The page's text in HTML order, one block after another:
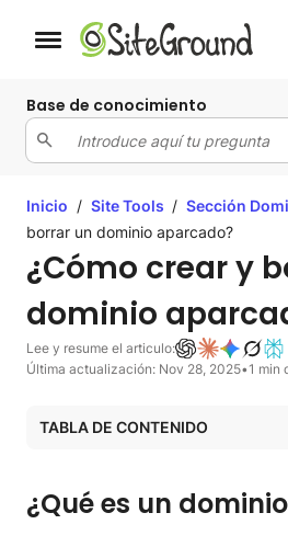
Botón de navegación móvil
Base de conocimiento
Inicio / Site Tools / Sección
borrar un dominio aparcado?
¿Cómo crear y
dominio
Lee y resume el articulo:
Última actualización: Nov 28, 2025•1 min
TABLA DE CONTENIDO
¿Cómo borrar un dominio
¿Qué es un